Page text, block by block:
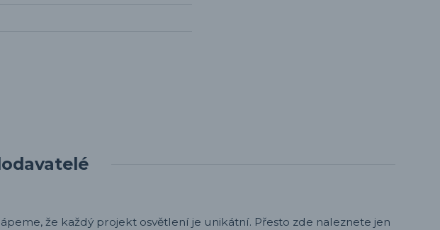
že každý projekt osvětlení je unikátní. Přesto zde naleznete jen